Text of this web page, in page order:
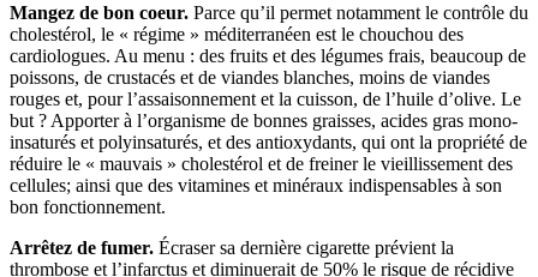
Mangez de bon coeur. Parce qu’il permet notamment le contrôle du
cholestérol, le « régime » méditerranéen est le chouchou des
cardiologues. Au menu : des fruits et des légumes frais, beaucoup de
poissons, de crustacés et de viandes blanches, moins de viandes
rouges et, pour l’assaisonnement et la cuisson, de l’huile d’olive. Le
but ? Apporter à l’organisme de bonnes graisses, acides gras mono-
insaturés et polyinsaturés, et des antioxydants, qui ont la propriété de
réduire le « mauvais » cholestérol et de freiner le vieillissement des
cellules; ainsi que des vitamines et minéraux indispensables à son
bon fonctionnement.
Arrêtez de fumer. Écraser sa dernière cigarette prévient la
thrombose et l’infarctus et diminuerait de 50% le risque de récidive